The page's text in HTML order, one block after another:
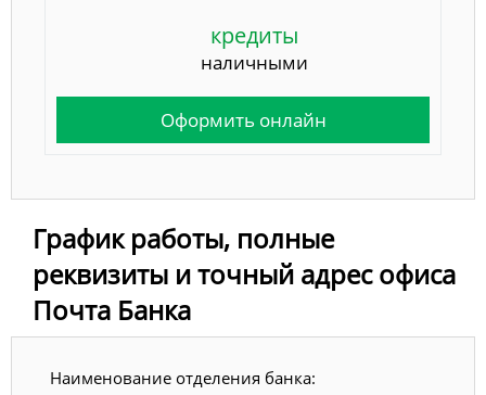
кредиты
наличными
Оформить онлайн
График работы, полные
реквизиты и точный адрес офиса
Почта Банка
Наименование отделения банка: